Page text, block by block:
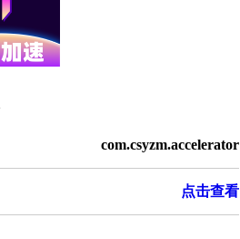
com.csyzm.accelerator
点击查看